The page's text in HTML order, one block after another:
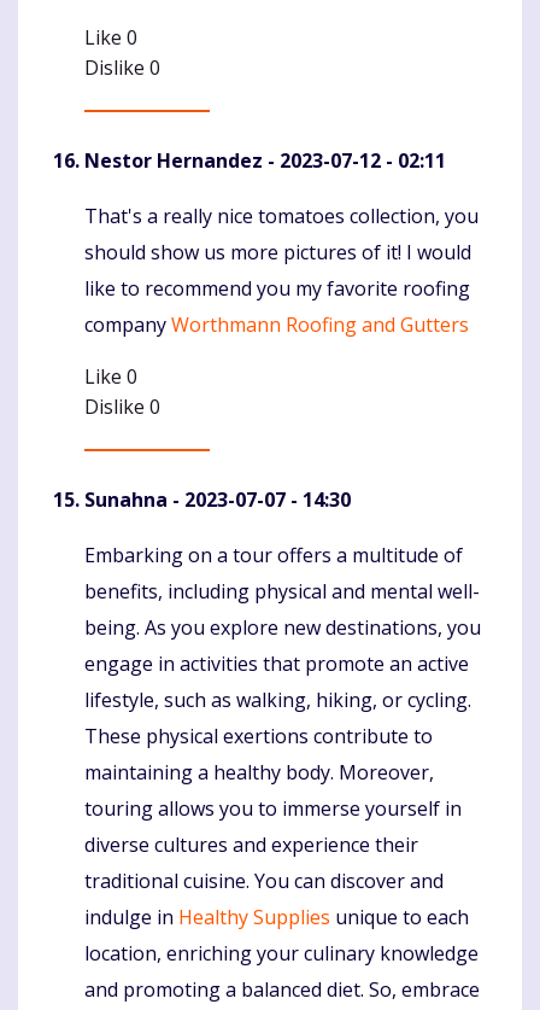
Like 0
Dislike 0
Nestor Hernandez - 2023-07-12 - 02:11
Komentaras
That's a really nice tomatoes collection, you
should show us more pictures of it! I would
like to recommend you my favorite roofing
companyWorthmann Roofing and Gutters
Like 0
Dislike 0
Sunahna - 2023-07-07 - 14:30
Komentaras
Embarking on a tour offers a multitude of
benefits, including physical and mental well-
being. As you explore new destinations, you
engage in activities that promote an active
lifestyle, such as walking, hiking, or cycling.
These physical exertions contribute to
maintaining a healthy body. Moreover,
touring allows you to immerse yourself in
diverse cultures and experience their
traditional cuisine. You can discover and
indulge in Healthy Supplies unique to each
location, enriching your culinary knowledge
and promoting a balanced diet. So, embrace